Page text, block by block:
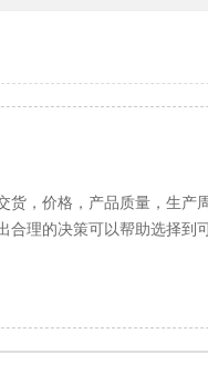
，价格，产品质量，生
理的决策可以帮助选择